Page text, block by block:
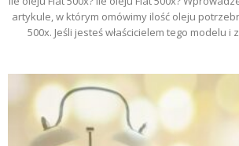
artykule, w którym omówimy ilość oleju
500x. Jeśli jesteś właścicielem tego modelu i